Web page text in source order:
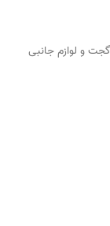
و لوازم جانبی